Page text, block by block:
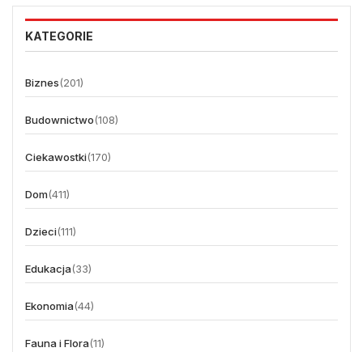
KATEGORIE
Biznes(201)
Budownictwo(108)
Ciekawostki(170)
Dom(411)
Dzieci(111)
Edukacja(33)
Ekonomia(44)
Fauna i Flora(11)